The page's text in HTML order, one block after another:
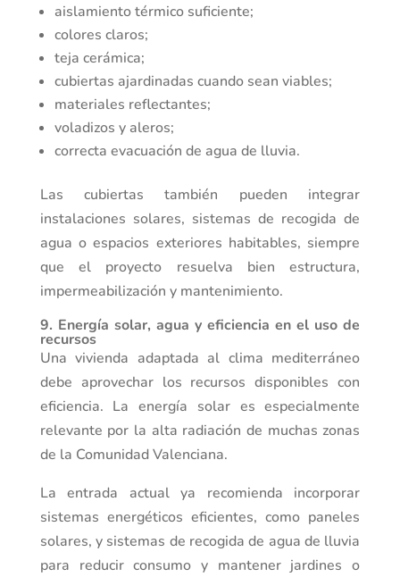
aislamiento térmico suficiente;
colores claros;
teja cerámica;
cubiertas ajardinadas cuando sean viables;
materiales reflectantes;
voladizos y aleros;
correcta evacuación de agua de lluvia.
Las cubiertas también pueden integrar
instalaciones solares, sistemas de recogida de
agua o espacios exteriores habitables, siempre
que el proyecto resuelva bien estructura,
impermeabilización y mantenimiento.
9. Energía solar, agua y eficiencia en el uso de
recursos
Una vivienda adaptada al clima mediterráneo
debe aprovechar los recursos disponibles con
eficiencia. La energía solar es especialmente
relevante por la alta radiación de muchas zonas
de la Comunidad Valenciana.
La entrada actual ya recomienda incorporar
sistemas energéticos eficientes, como paneles
solares, y sistemas de recogida de agua de lluvia
para reducir consumo y mantener jardines o